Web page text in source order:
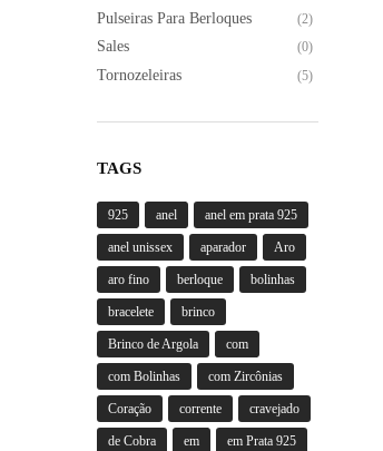
Pulseiras Para Berloques (2)
Sales (0)
Tornozeleiras (5)
TAGS
925 anel anel em prata 925
anel unissex aparador Aro
aro fino berloque bolinhas
bracelete brinco
Brinco de Argola com
com Bolinhas com Zircônias
Coração corrente cravejado
de Cobra em em Prata 925